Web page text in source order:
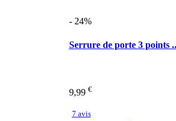
- 24%
Serrure de porte 3 points
9,99 €
7 avis